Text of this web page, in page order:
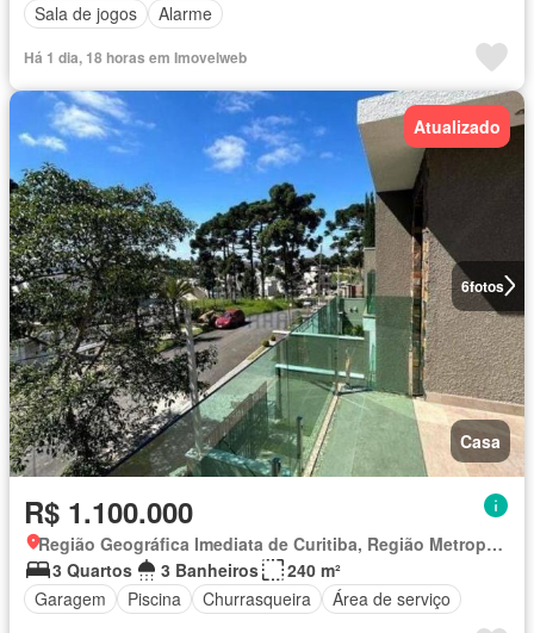
Sala de jogos
Alarme
Há 1 dia, 18 horas em Imovelweb
6fotos
Atualizado
Casa
R$ 1.100.000
Região Geográfica Imediata de Curitiba, Região Metropolitana de Curitiba
3 Quartos
3 Banheiros
240 m²
Garagem
Piscina Churrasqueira Área de serviço